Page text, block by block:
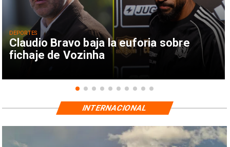
Claudio Bravo baja la euforia sobre
fichaje de Vozinha
DEPORTES
INTERNACIONAL